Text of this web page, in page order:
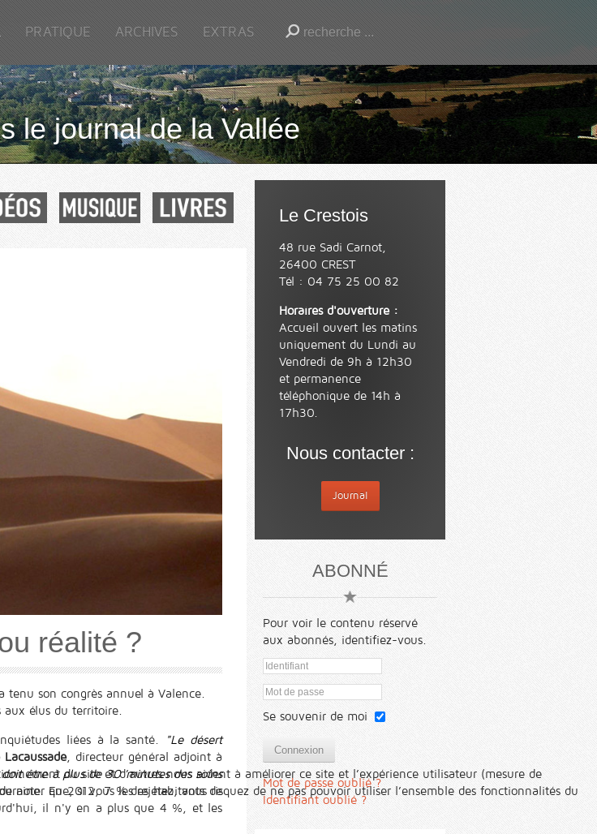
PRATIQUE ARCHIVES EXTRAS
le journal de la Vallée
réalité ?
tenu son congrès annuel à Valence.
élus du territoire.
liées à la santé.
"Le désert
Lacaussade, directeur général adjoint à
être à plus de 30 minutes des soins
En 2012, 7 % des habitants de
il n'y en a plus que 4 %, et les
Le Crestois
48 rue Sadi Carnot,
26400 CREST
Tél : 04 75 25 00 82
Horaires d'ouverture :
Accueil ouvert les matins
uniquement du Lundi au
Vendredi de 9h à 12h30
et permanence
téléphonique de 14h à
17h30.
Nous contacter :
Journal
ABONNÉ
Pour voir le contenu réservé
aux abonnés, identifiez-vous.
Se souvenir de moi
Connexion
Mot de passe oublié ?
Identifiant oublié ?
du site et d’autres nous aident à améliorer ce site et l’expérience utilisateur (mesure de
noter que, si vous les rejetez, vous risquez de ne pas pouvoir utiliser l’ensemble des fonctionnalités du